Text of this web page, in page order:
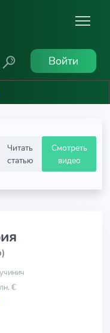
Войти
Читать
статью
Смотреть
видео
€